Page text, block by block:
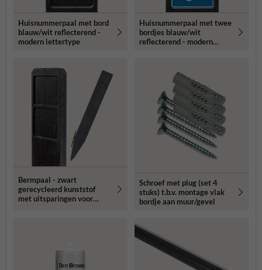
Huisnummerpaal met bord
blauw/wit reflecterend -
modern lettertype
Huisnummerpaal met twee
bordjes blauw/wit
reflecterend - modern
Bermpaal - zwart
gerecycleerd kunststof
met uitsparingen voor
Schroef met plug (set 4
stuks) t.b.v. montage vlak
bordje aan muur/gevel